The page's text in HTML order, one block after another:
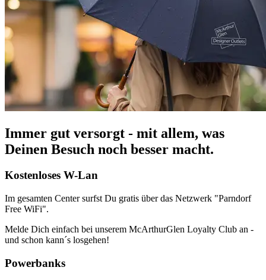
Immer gut versorgt - mit allem, was
Deinen Besuch noch besser macht.
Kostenloses W-Lan
Im gesamten Center surfst Du gratis über das Netzwerk "Parndorf
Free WiFi".
Melde Dich einfach bei unserem McArthurGlen Loyalty Club an -
und schon kann´s losgehen!
Powerbanks